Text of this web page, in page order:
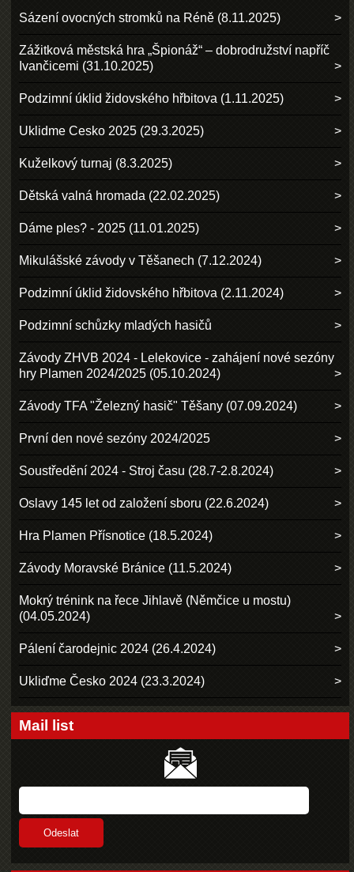
Sázení ovocných stromků na Réně (8.11.2025)
Zážitková městská hra „Špionáž“ – dobrodružství napříč
Ivančicemi (31.10.2025)
Podzimní úklid židovského hřbitova (1.11.2025)
Uklidme Cesko 2025 (29.3.2025)
Kuželkový turnaj (8.3.2025)
Dětská valná hromada (22.02.2025)
Dáme ples? - 2025 (11.01.2025)
Mikulášské závody v Těšanech (7.12.2024)
Podzimní úklid židovského hřbitova (2.11.2024)
Podzimní schůzky mladých hasičů
Závody ZHVB 2024 - Lelekovice - zahájení nové sezóny
hry Plamen 2024/2025 (05.10.2024)
Závody TFA "Železný hasič" Těšany (07.09.2024)
První den nové sezóny 2024/2025
Soustředění 2024 - Stroj času (28.7-2.8.2024)
Oslavy 145 let od založení sboru (22.6.2024)
Hra Plamen Přísnotice (18.5.2024)
Závody Moravské Bránice (11.5.2024)
Mokrý trénink na řece Jihlavě (Němčice u mostu)
(04.05.2024)
Pálení čarodejnic 2024 (26.4.2024)
Ukliďme Česko 2024 (23.3.2024)
Mail list